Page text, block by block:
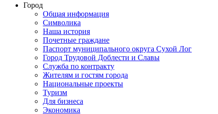
Город
Общая информация
Символика
Наша история
Почетные граждане
Паспорт муниципального округа Сухой Лог
Город Трудовой Доблести и Славы
Служба по контракту
Жителям и гостям города
Национальные проекты
Туризм
Для бизнеса
Экономика